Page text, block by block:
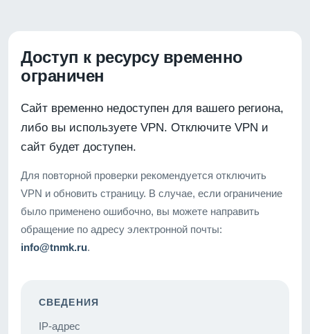
Доступ к ресурсу временно
ограничен
Сайт временно недоступен для вашего региона,
либо вы используете VPN. Отключите VPN и
сайт будет доступен.
Для повторной проверки рекомендуется отключить
VPN и обновить страницу. В случае, если ограничение
было применено ошибочно, вы можете направить
обращение по адресу электронной почты:
info@tnmk.ru.
СВЕДЕНИЯ
IP-адрес